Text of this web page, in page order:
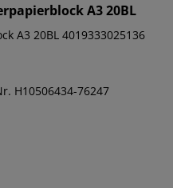
A3 20BL
A3 20BL 4019333025136
H10506434-76247